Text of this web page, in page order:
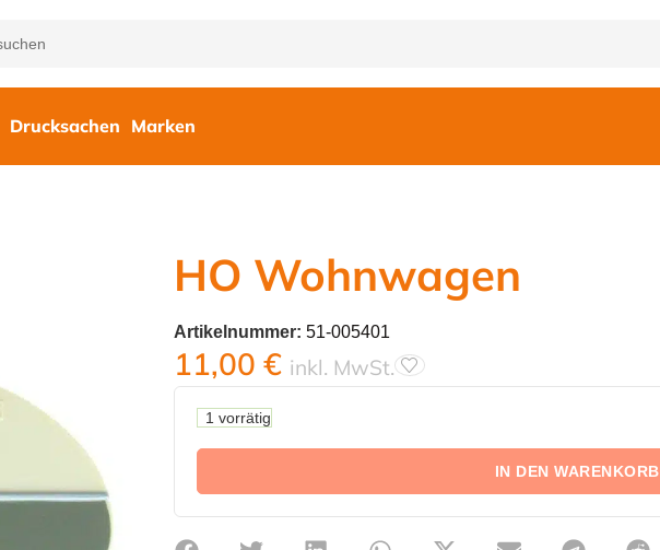
Drucksachen Marken
HO Wohnwagen
Artikelnummer: 51-005401
11,00 € inkl. MwSt.
1 vorrätig
IN DEN WARENKORB